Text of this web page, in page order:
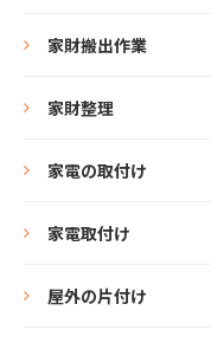
家財搬出作業
家財整理
家電の取付け
家電取付け
屋外の片付け